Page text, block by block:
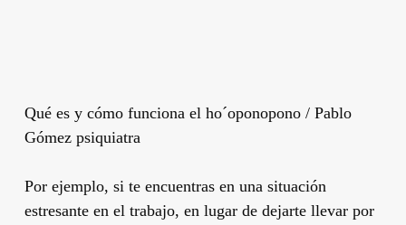
Qué es y cómo funciona el ho´oponopono / Pablo
Gómez psiquiatra
Por ejemplo, si te encuentras en una situación
estresante en el trabajo, en lugar de dejarte llevar por